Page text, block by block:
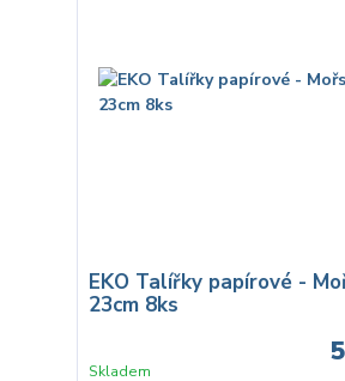
EKO Talířky papírové -
23cm 8ks
Skladem